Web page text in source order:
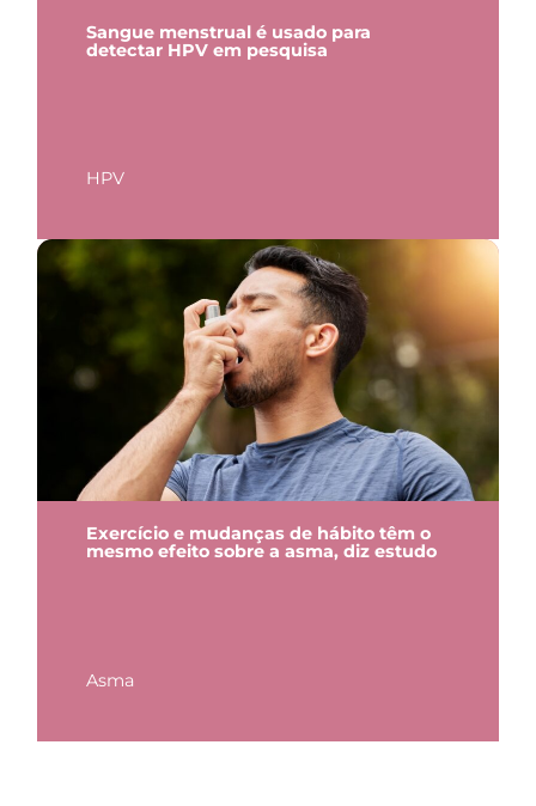
Sangue menstrual é usado para
detectar HPV em pesquisa
HPV
Exercício e mudanças de hábito têm o
mesmo efeito sobre a asma, diz estudo
Asma